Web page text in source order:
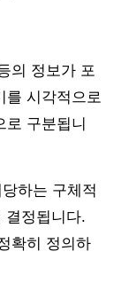
의 정보가 포
를 시각적으로
로 구분됩니
하는 구체적
결정됩니다.
확히 정의하